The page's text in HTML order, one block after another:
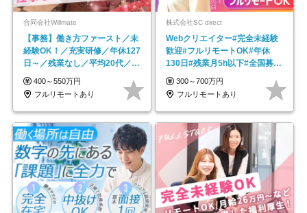
合同会社Willmate
【事務】働き方ファースト／未
経験OK！／充実研修／年休127
日～／残業なし／平均20代／リ
モートOK
400～550万円
フルリモートあり
株式会社SC direct
Webクリエイター#完全未経験
歓迎#フルリモートOK#年休
130日#残業月5h以下#全国募集
#最大1年の研修
300～700万円
フルリモートあり